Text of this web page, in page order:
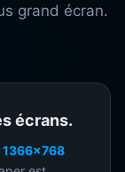
grand écran.
écrans.
1366×768